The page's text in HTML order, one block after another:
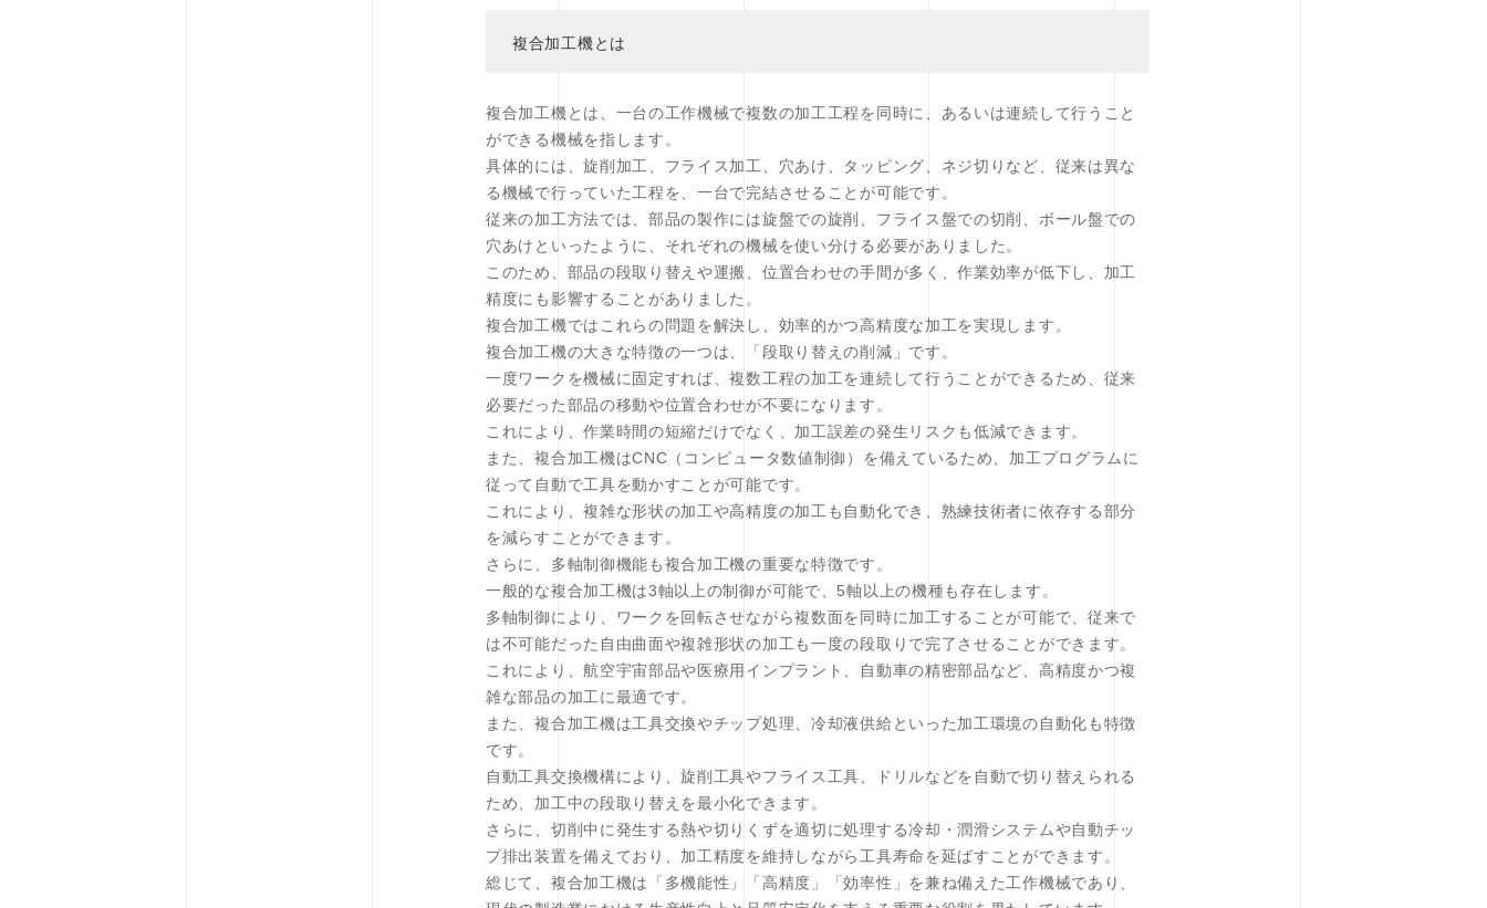
複合加工機とは
複合加工機とは、一台の工作機械で複数の加工工程を同時に、あるいは連続して行うこと
ができる機械を指します。
具体的には、旋削加工、フライス加工、穴あけ、タッピング、ネジ切りなど、従来は異な
る機械で行っていた工程を、一台で完結させることが可能です。
従来の加工方法では、部品の製作には旋盤での旋削、フライス盤での切削、ボール盤での
穴あけといったように、それぞれの機械を使い分ける必要がありました。
このため、部品の段取り替えや運搬、位置合わせの手間が多く、作業効率が低下し、加工
精度にも影響することがありました。
複合加工機ではこれらの問題を解決し、効率的かつ高精度な加工を実現します。
複合加工機の大きな特徴の一つは、「段取り替えの削減」です。
一度ワークを機械に固定すれば、複数工程の加工を連続して行うことができるため、従来
必要だった部品の移動や位置合わせが不要になります。
これにより、作業時間の短縮だけでなく、加工誤差の発生リスクも低減できます。
また、複合加工機はCNC（コンピュータ数値制御）を備えているため、加工プログラムに
従って自動で工具を動かすことが可能です。
これにより、複雑な形状の加工や高精度の加工も自動化でき、熟練技術者に依存する部分
を減らすことができます。
さらに、多軸制御機能も複合加工機の重要な特徴です。
一般的な複合加工機は3軸以上の制御が可能で、5軸以上の機種も存在します。
多軸制御により、ワークを回転させながら複数面を同時に加工することが可能で、従来で
は不可能だった自由曲面や複雑形状の加工も一度の段取りで完了させることができます。
これにより、航空宇宙部品や医療用インプラント、自動車の精密部品など、高精度かつ複
雑な部品の加工に最適です。
また、複合加工機は工具交換やチップ処理、冷却液供給といった加工環境の自動化も特徴
です。
自動工具交換機構により、旋削工具やフライス工具、ドリルなどを自動で切り替えられる
ため、加工中の段取り替えを最小化できます。
さらに、切削中に発生する熱や切りくずを適切に処理する冷却・潤滑システムや自動チッ
プ排出装置を備えており、加工精度を維持しながら工具寿命を延ばすことができます。
総じて、複合加工機は「多機能性」「高精度」「効率性」を兼ね備えた工作機械であり、